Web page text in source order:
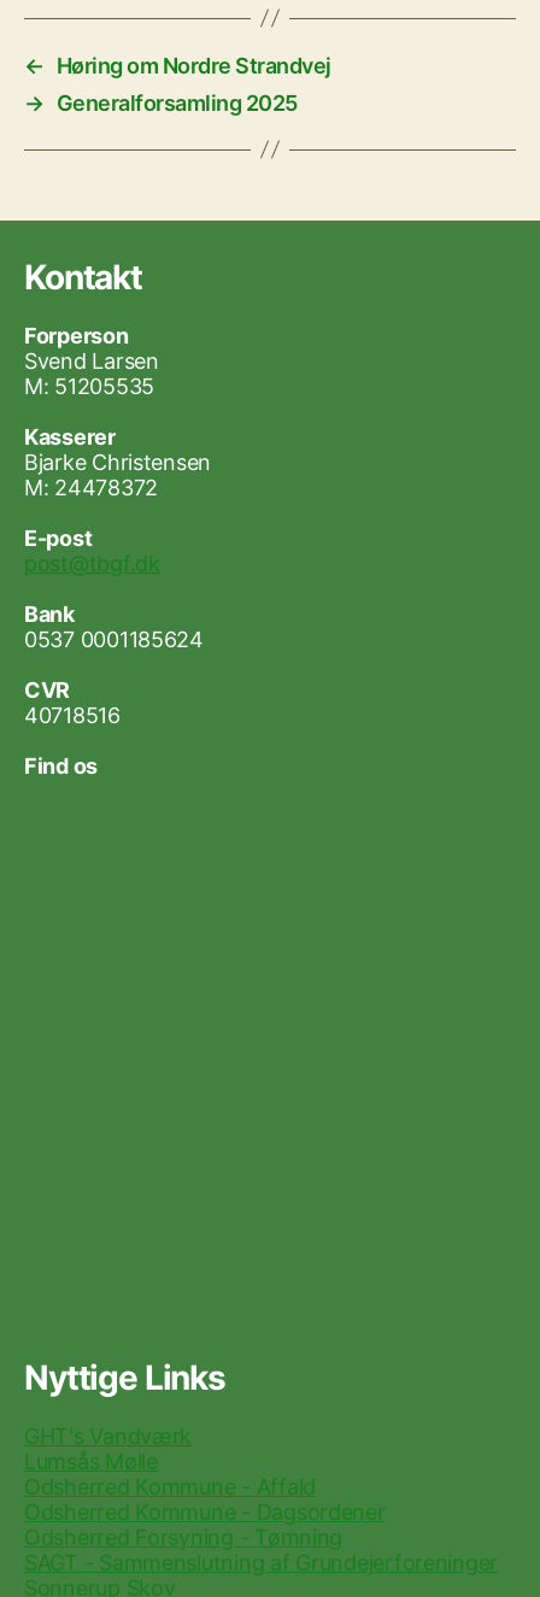
←
Høring om Nordre Strandvej
→ Generalforsamling 2025
Kontakt
Forperson
Svend Larsen
M: 51205535
Kasserer
Bjarke Christensen
M: 24478372
E-post
post@tbgf.dk
Bank
0537 0001185624
CVR
40718516
Find os
Nyttige Links
GHT's Vandværk
Lumsås Mølle
Odsherred Kommune - Affald
Odsherred Kommune - Dagsordener
Odsherred Forsyning - Tømning
SAGT - Sammenslutning af Grundejerforeninger
Sonnerup Skov